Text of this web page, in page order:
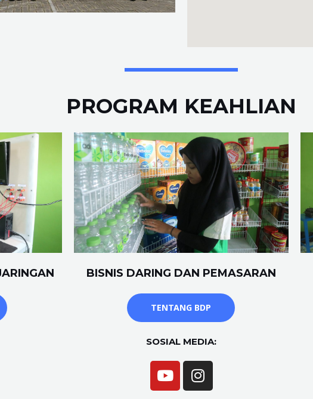
PROGRAM KEAHLIAN
BISNIS DARING DAN PEMASARAN
TENTANG BDP
SOSIAL MEDIA: